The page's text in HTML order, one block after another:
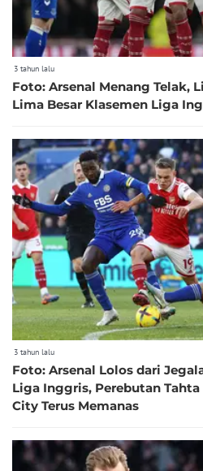
3 tahun lalu
Foto: Arsenal Menang Telak,
Lima Besar Klasemen Liga
3 tahun lalu
Foto: Arsenal Lolos dari
Liga Inggris, Perebutan
City Terus Memanas